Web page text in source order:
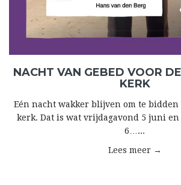
NACHT VAN GEBED VOOR
KERK
Eén nacht wakker blijven om te bidden
kerk. Dat is wat vrijdagavond 5 juni
6…...
Lees meer →